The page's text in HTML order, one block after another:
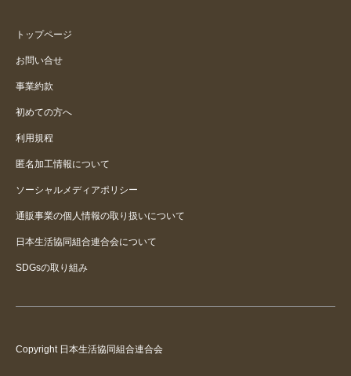
トップページ
お問い合せ
事業約款
初めての方へ
利用規程
匿名加工情報について
ソーシャルメディアポリシー
通販事業の個人情報の取り扱いについて
日本生活協同組合連合会について
SDGsの取り組み
Copyright 日本生活協同組合連合会